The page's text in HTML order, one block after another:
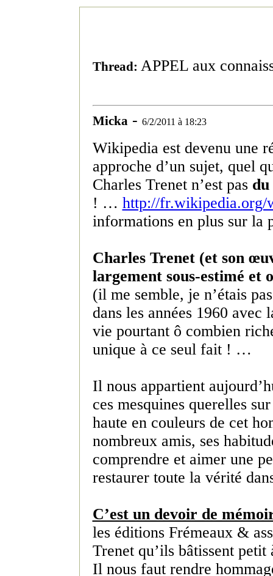
Thread: APPEL aux
Micka- 6/2/2011 à 18:23
Wikipedia est devenu une
approche d’un sujet, quel
Charles Trenet n’est pas
! … http://fr.wikipedia.org/
informations en plus sur la
Charles Trenet (et son
largement sous-estimé et
(il me semble, je n’étais
dans les années 1960
vie pourtant ô combien
unique à ce seul fait ! …
Il nous appartient
ces mesquines querelles
haute en couleurs de cet
nombreux amis, ses
comprendre et aimer une
restaurer toute la vérité
C’est un devoir de
les éditions Frémeaux &
Trenet qu’ils bâtissent petit
Il nous faut rendre